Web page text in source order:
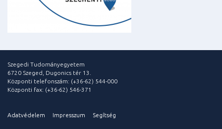
Szegedi Tudományegyetem
6720 Szeged, Dugonics tér 13.
Központi telefonszám: (+36-62) 544-000
Központi fax: (+36-62) 546-371
Adatvédelem Impresszum Segítség